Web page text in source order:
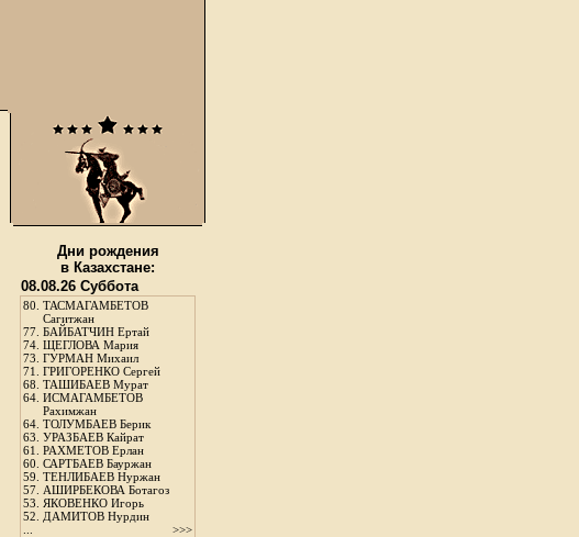
Дни рождения
в Казахстане:
08.08.26 Суббота
80. ТАСМАГАМБЕТОВ
Сагитжан
77. БАЙБАТЧИН Ертай
74. ЩЕГЛОВА Мария
73. ГУРМАН Михаил
71. ГРИГОРЕНКО Сергей
68. ТАШИБАЕВ Мурат
64. ИСМАГАМБЕТОВ
Рахимжан
64. ТОЛУМБАЕВ Берик
63. УРАЗБАЕВ Кайрат
61. РАХМЕТОВ Ерлан
60. САРТБАЕВ Бауржан
59. ТЕНЛИБАЕВ Нуржан
57. АШИРБЕКОВА Ботагоз
53. ЯКОВЕНКО Игорь
52. ДАМИТОВ Нурдин
>>>